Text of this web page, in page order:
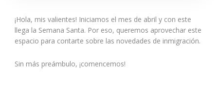
¡Hola, mis valientes! Iniciamos el mes de abril y con este
llega la Semana Santa. Por eso, queremos aprovechar este
espacio para contarte sobre las novedades de inmigración.
Sin más preámbulo, ¡comencemos!